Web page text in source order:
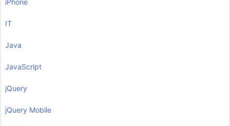
iPhone
IT
Java
JavaScript
jQuery
jQuery Mobile